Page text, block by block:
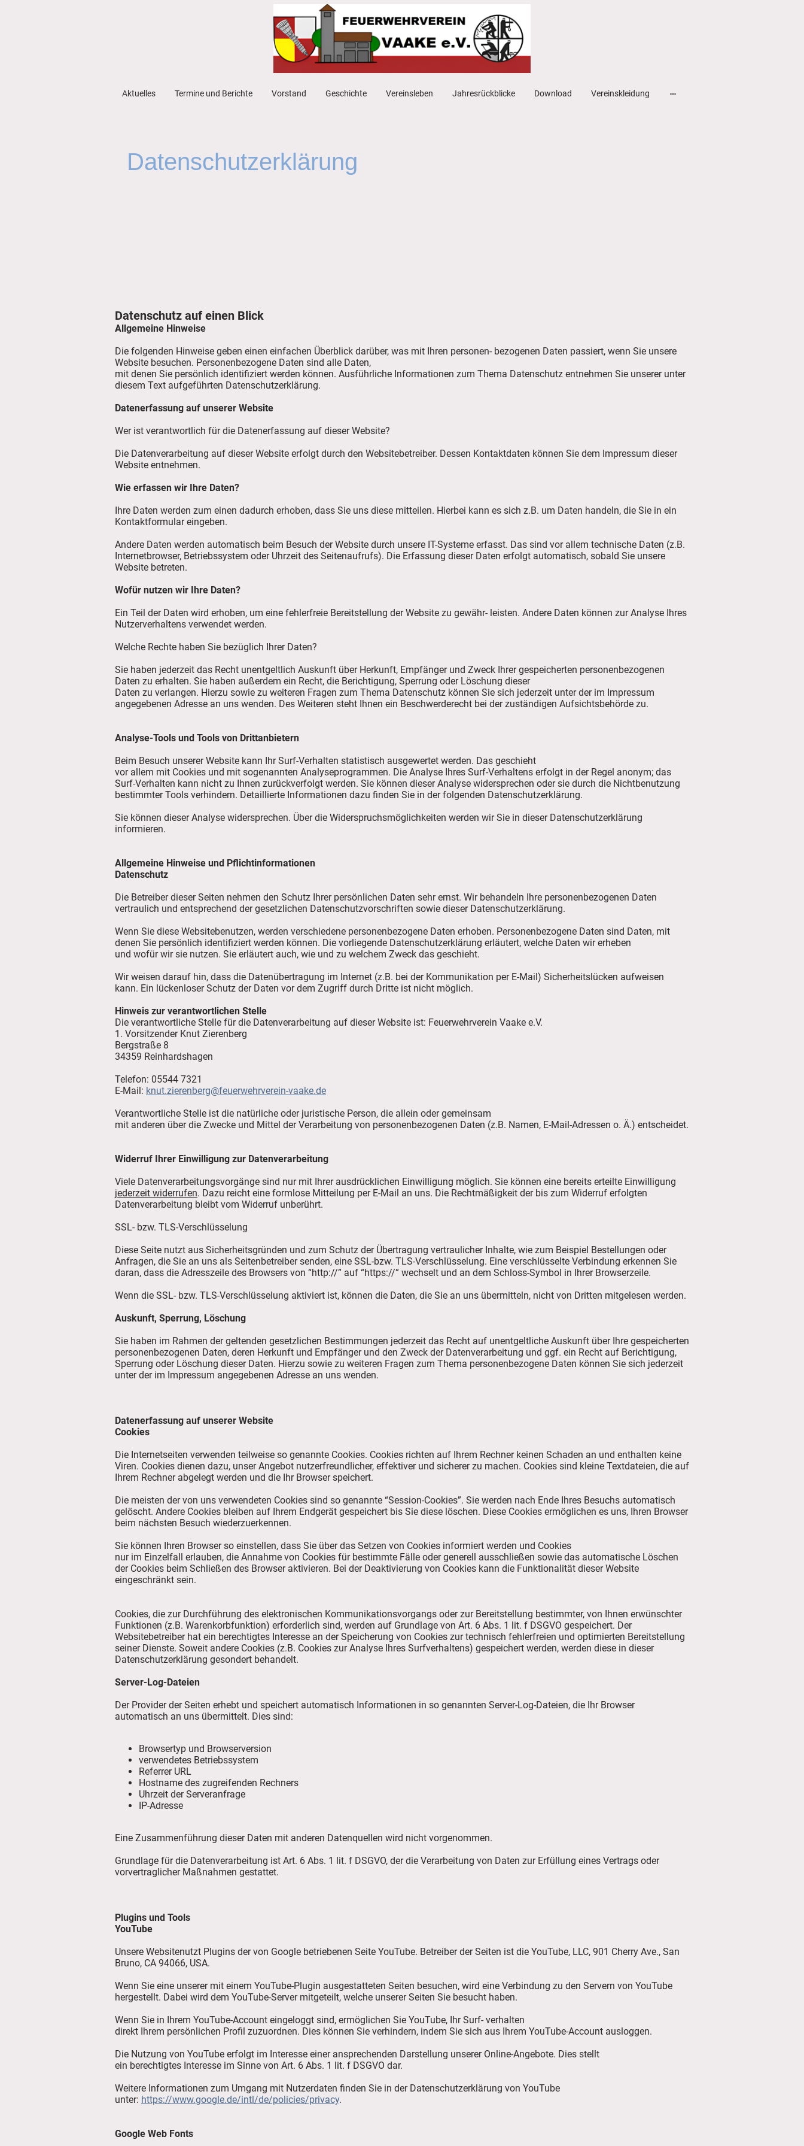
Aktuelles Termine und Berichte Vorstand Geschichte Vereinsleben Jahresrückblicke Download Vereinskleidung
Datenschutzerklärung
Datenschutz auf einen Blick
Allgemeine Hinweise
Die folgenden Hinweise geben einen einfachen Überblick darüber, was mit Ihren personen- bezogenen Daten passiert, wenn Sie unsere
Website besuchen. Personenbezogene Daten sind alle Daten,
mit denen Sie persönlich identifiziert werden können. Ausführliche Informationen zum Thema Datenschutz entnehmen Sie unserer unter
diesem Text aufgeführten Datenschutzerklärung.
Datenerfassung auf unserer Website
Wer ist verantwortlich für die Datenerfassung auf dieser Website?
Die Datenverarbeitung auf dieser Website erfolgt durch den Websitebetreiber. Dessen Kontaktdaten können Sie dem Impressum dieser
Website entnehmen.
Wie erfassen wir Ihre Daten?
Ihre Daten werden zum einen dadurch erhoben, dass Sie uns diese mitteilen. Hierbei kann es sich z.B. um Daten handeln, die Sie in ein
Kontaktformular eingeben.
Andere Daten werden automatisch beim Besuch der Website durch unsere IT-Systeme erfasst. Das sind vor allem technische Daten (z.B.
Internetbrowser, Betriebssystem oder Uhrzeit des Seitenaufrufs). Die Erfassung dieser Daten erfolgt automatisch, sobald Sie unsere
Website betreten.
Wofür nutzen wir Ihre Daten?
Ein Teil der Daten wird erhoben, um eine fehlerfreie Bereitstellung der Website zu gewähr- leisten. Andere Daten können zur Analyse Ihres
Nutzerverhaltens verwendet werden.
Welche Rechte haben Sie bezüglich Ihrer Daten?
Sie haben jederzeit das Recht unentgeltlich Auskunft über Herkunft, Empfänger und Zweck Ihrer gespeicherten personenbezogenen
Daten zu erhalten. Sie haben außerdem ein Recht, die Berichtigung, Sperrung oder Löschung dieser
Daten zu verlangen. Hierzu sowie zu weiteren Fragen zum Thema Datenschutz können Sie sich jederzeit unter der im Impressum
angegebenen Adresse an uns wenden. Des Weiteren steht Ihnen ein Beschwerderecht bei der zuständigen Aufsichtsbehörde zu.
Analyse-Tools und Tools von Drittanbietern
Beim Besuch unserer Website kann Ihr Surf-Verhalten statistisch ausgewertet werden. Das geschieht
vor allem mit Cookies und mit sogenannten Analyseprogrammen. Die Analyse Ihres Surf-Verhaltens erfolgt in der Regel anonym; das
Surf-Verhalten kann nicht zu Ihnen zurückverfolgt werden. Sie können dieser Analyse widersprechen oder sie durch die Nichtbenutzung
bestimmter Tools verhindern. Detaillierte Informationen dazu finden Sie in der folgenden Datenschutzerklärung.
Sie können dieser Analyse widersprechen. Über die Widerspruchsmöglichkeiten werden wir Sie in dieser Datenschutzerklärung
informieren.
Allgemeine Hinweise und Pflichtinformationen
Datenschutz
Die Betreiber dieser Seiten nehmen den Schutz Ihrer persönlichen Daten sehr ernst. Wir behandeln Ihre personenbezogenen Daten
vertraulich und entsprechend der gesetzlichen Datenschutzvorschriften sowie dieser Datenschutzerklärung.
Wenn Sie diese Websitebenutzen, werden verschiedene personenbezogene Daten erhoben. Personenbezogene Daten sind Daten, mit
denen Sie persönlich identifiziert werden können. Die vorliegende Datenschutzerklärung erläutert, welche Daten wir erheben
und wofür wir sie nutzen. Sie erläutert auch, wie und zu welchem Zweck das geschieht.
Wir weisen darauf hin, dass die Datenübertragung im Internet (z.B. bei der Kommunikation per E-Mail) Sicherheitslücken aufweisen
kann. Ein lückenloser Schutz der Daten vor dem Zugriff durch Dritte ist nicht möglich.
Hinweis zur verantwortlichen Stelle
Die verantwortliche Stelle für die Datenverarbeitung auf dieser Website ist: Feuerwehrverein Vaake e.V.
1. Vorsitzender Knut Zierenberg
Bergstraße 8
34359 Reinhardshagen
Telefon: 05544 7321
E-Mail: knut.zierenberg@feuerwehrverein-vaake.de
Verantwortliche Stelle ist die natürliche oder juristische Person, die allein oder gemeinsam
mit anderen über die Zwecke und Mittel der Verarbeitung von personenbezogenen Daten (z.B. Namen, E-Mail-Adressen o. Ä.) entscheidet.
Widerruf Ihrer Einwilligung zur Datenverarbeitung
Viele Datenverarbeitungsvorgänge sind nur mit Ihrer ausdrücklichen Einwilligung möglich. Sie können eine bereits erteilte Einwilligung
jederzeit widerrufen. Dazu reicht eine formlose Mitteilung per E-Mail an uns. Die Rechtmäßigkeit der bis zum Widerruf erfolgten
Datenverarbeitung bleibt vom Widerruf unberührt.
SSL- bzw. TLS-Verschlüsselung
Diese Seite nutzt aus Sicherheitsgründen und zum Schutz der Übertragung vertraulicher Inhalte, wie zum Beispiel Bestellungen oder
Anfragen, die Sie an uns als Seitenbetreiber senden, eine SSL-bzw. TLS-Verschlüsselung. Eine verschlüsselte Verbindung erkennen Sie
daran, dass die Adresszeile des Browsers von “http://” auf “https://” wechselt und an dem Schloss-Symbol in Ihrer Browserzeile.
Wenn die SSL- bzw. TLS-Verschlüsselung aktiviert ist, können die Daten, die Sie an uns übermitteln, nicht von Dritten mitgelesen werden.
Auskunft, Sperrung, Löschung
Sie haben im Rahmen der geltenden gesetzlichen Bestimmungen jederzeit das Recht auf unentgeltliche Auskunft über Ihre gespeicherten
personenbezogenen Daten, deren Herkunft und Empfänger und den Zweck der Datenverarbeitung und ggf. ein Recht auf Berichtigung,
Sperrung oder Löschung dieser Daten. Hierzu sowie zu weiteren Fragen zum Thema personenbezogene Daten können Sie sich jederzeit
unter der im Impressum angegebenen Adresse an uns wenden.
Datenerfassung auf unserer Website
Cookies
Die Internetseiten verwenden teilweise so genannte Cookies. Cookies richten auf Ihrem Rechner keinen Schaden an und enthalten keine
Viren. Cookies dienen dazu, unser Angebot nutzerfreundlicher, effektiver und sicherer zu machen. Cookies sind kleine Textdateien, die auf
Ihrem Rechner abgelegt werden und die Ihr Browser speichert.
Die meisten der von uns verwendeten Cookies sind so genannte “Session-Cookies”. Sie werden nach Ende Ihres Besuchs automatisch
gelöscht. Andere Cookies bleiben auf Ihrem Endgerät gespeichert bis Sie diese löschen. Diese Cookies ermöglichen es uns, Ihren Browser
beim nächsten Besuch wiederzuerkennen.
Sie können Ihren Browser so einstellen, dass Sie über das Setzen von Cookies informiert werden und Cookies
nur im Einzelfall erlauben, die Annahme von Cookies für bestimmte Fälle oder generell ausschließen sowie das automatische Löschen
der Cookies beim Schließen des Browser aktivieren. Bei der Deaktivierung von Cookies kann die Funktionalität dieser Website
eingeschränkt sein.
Cookies, die zur Durchführung des elektronischen Kommunikationsvorgangs oder zur Bereitstellung bestimmter, von Ihnen erwünschter
Funktionen (z.B. Warenkorbfunktion) erforderlich sind, werden auf Grundlage von Art. 6 Abs. 1 lit. f DSGVO gespeichert. Der
Websitebetreiber hat ein berechtigtes Interesse an der Speicherung von Cookies zur technisch fehlerfreien und optimierten Bereitstellung
seiner Dienste. Soweit andere Cookies (z.B. Cookies zur Analyse Ihres Surfverhaltens) gespeichert werden, werden diese in dieser
Datenschutzerklärung gesondert behandelt.
Server-Log-Dateien
Der Provider der Seiten erhebt und speichert automatisch Informationen in so genannten Server-Log-Dateien, die Ihr Browser
automatisch an uns übermittelt. Dies sind:
Browsertyp und Browserversion
verwendetes Betriebssystem
Referrer URL
Hostname des zugreifenden Rechners
Uhrzeit der Serveranfrage
IP-Adresse
Eine Zusammenführung dieser Daten mit anderen Datenquellen wird nicht vorgenommen.
Grundlage für die Datenverarbeitung ist Art. 6 Abs. 1 lit. f DSGVO, der die Verarbeitung von Daten zur Erfüllung eines Vertrags oder
vorvertraglicher Maßnahmen gestattet.
Plugins und Tools
YouTube
Unsere Websitenutzt Plugins der von Google betriebenen Seite YouTube. Betreiber der Seiten ist die YouTube, LLC, 901 Cherry Ave., San
Bruno, CA 94066, USA.
Wenn Sie eine unserer mit einem YouTube-Plugin ausgestatteten Seiten besuchen, wird eine Verbindung zu den Servern von YouTube
hergestellt. Dabei wird dem YouTube-Server mitgeteilt, welche unserer Seiten Sie besucht haben.
Wenn Sie in Ihrem YouTube-Account eingeloggt sind, ermöglichen Sie YouTube, Ihr Surf- verhalten
direkt Ihrem persönlichen Profil zuzuordnen. Dies können Sie verhindern, indem Sie sich aus Ihrem YouTube-Account ausloggen.
Die Nutzung von YouTube erfolgt im Interesse einer ansprechenden Darstellung unserer Online-Angebote. Dies stellt
ein berechtigtes Interesse im Sinne von Art. 6 Abs. 1 lit. f DSGVO dar.
Weitere Informationen zum Umgang mit Nutzerdaten finden Sie in der Datenschutzerklärung von YouTube
unter: https://www.google.de/intl/de/policies/privacy.
Google Web Fonts